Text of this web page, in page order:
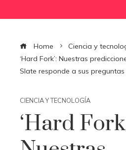
Home
Ciencia y
‘Hard Fork’: Nuestras
Slate responde a sus preguntas
CIENCIA Y TECNOLOGÍA
‘Hard